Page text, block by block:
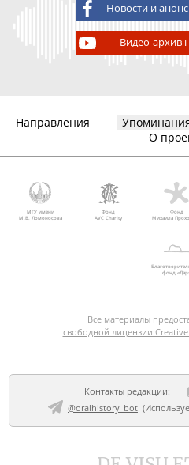
Новости и
Видео-архив
Направления
О
МГУ имени
М.В. Ломоносова
Фонд
AVC Charity
Фонд
Михаила
фонд
Все материалы
свободной лицензии Creative
Контакты редакции:
@oralhistory_bot